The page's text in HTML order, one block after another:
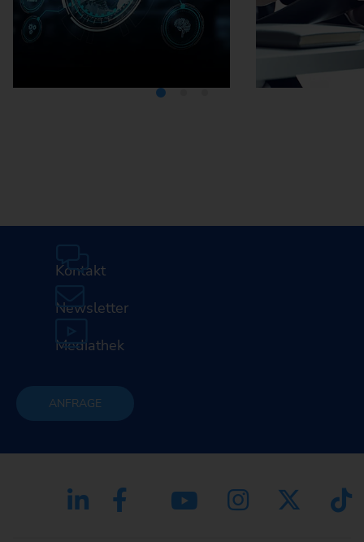
Kontakt
Newsletter
Mediathek
ANFRAGE